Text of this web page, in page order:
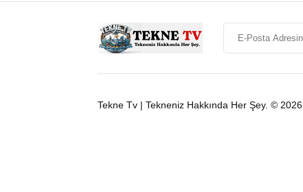
Tekne Tv | Tekneniz Hakkında Her Şey. © 2026